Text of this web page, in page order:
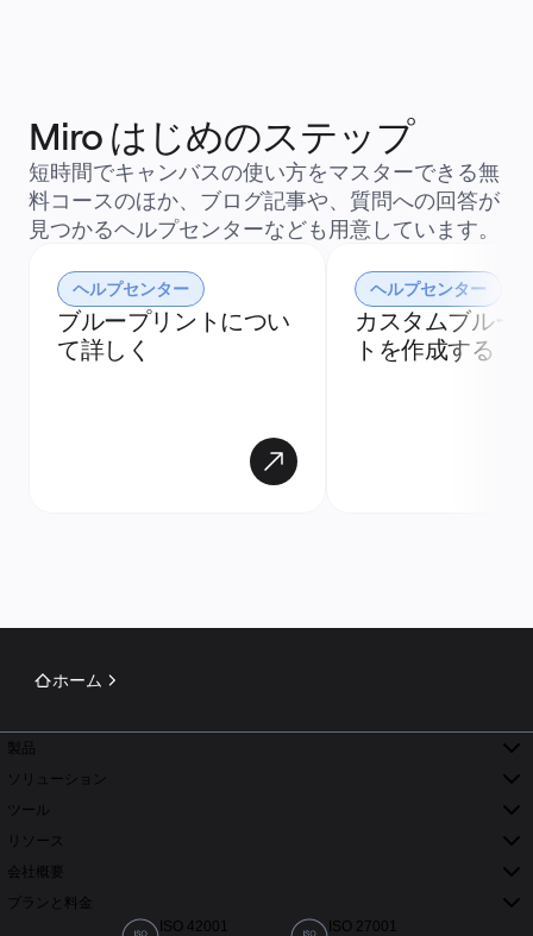
Miro はじめのステップ
短時間でキャンバスの使い方をマスターできる無
料コースのほか、ブログ記事や、質問への回答が
見つかるヘルプセンターなども用意しています。
ヘルプセンター
ブループリントについ
て詳しく
ヘルプセンター
カスタムブルー
トを作成する
ホーム
製品
ソリューション
ツール
リソース
会社概要
プランと料金
ISO 42001
ISO 27001